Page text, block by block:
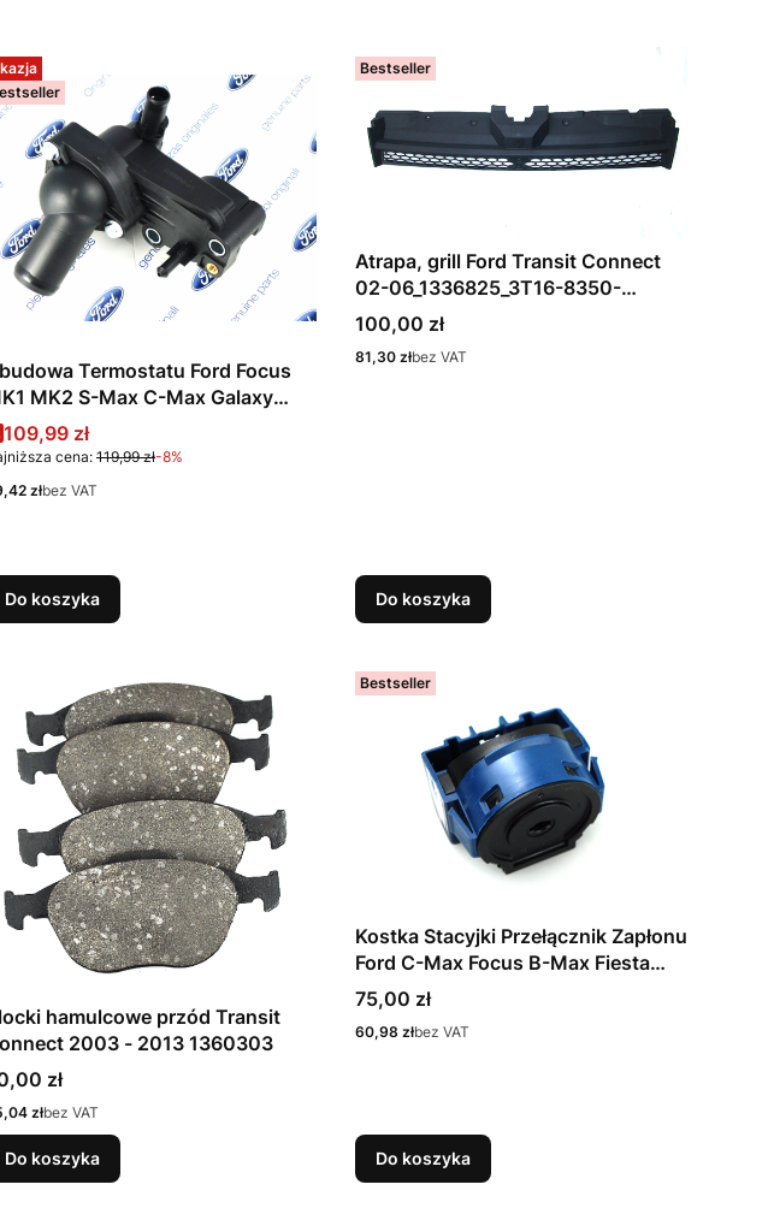
Termostatu Ford Focus
MK2 S-Max C-Max Galaxy
Connect 1.8TDCi 1198060
9K478-AD
Cena promocyjna
109,99 zł
cena:119,99 zł-8%
złbez VAT
Do koszyka
Bestseller
Atrapa, grill Ford Transit Connect
02-06_1336825_3T16-8350-
AB1C6F
Cena
100,00 zł
Cena
81,30 złbez VAT
Do koszyka
hamulcowe przód Transit
2003 - 2013 1360303
zł
złbez VAT
Do koszyka
Bestseller
Kostka Stacyjki Przełącznik Zapłonu
Ford C-Max Focus B-Max Fiesta
Mondeo S-Max Galaxy Transit
Cena
75,00 zł
Cena
60,98 złbez VAT
Do koszyka